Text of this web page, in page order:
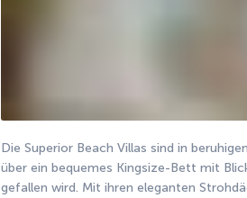
Die Superior Beach Villas sind in
über ein bequemes Kingsize-Bett mit
gefallen wird. Mit ihren eleganten